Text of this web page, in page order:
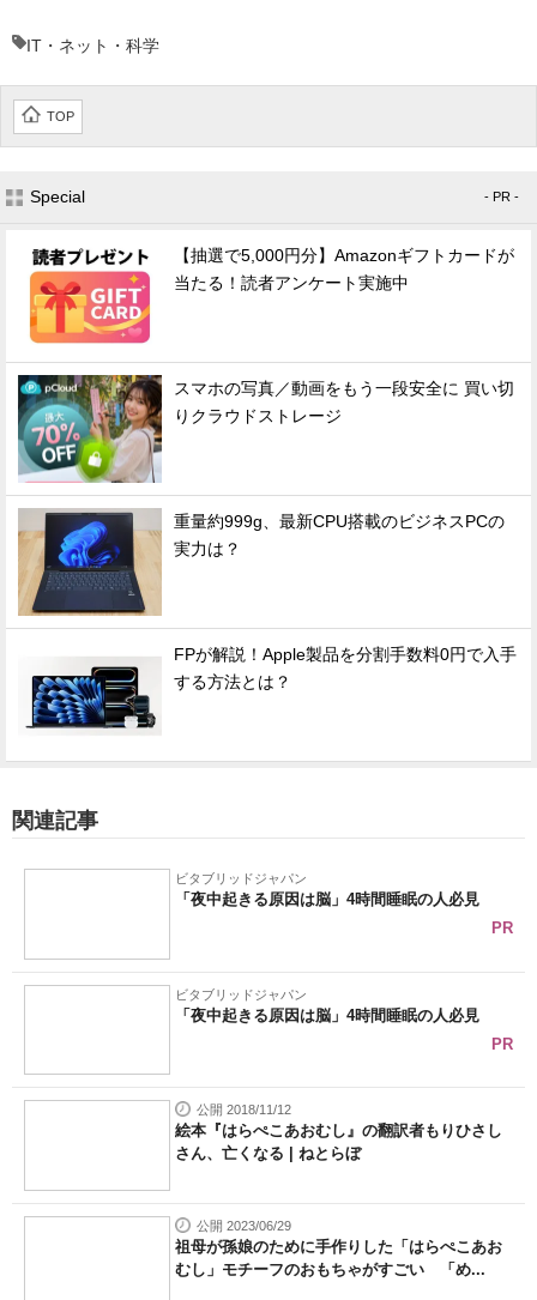
IT・ネット・科学
TOP
Special - PR -
【抽選で5,000円分】Amazonギフトカードが
当たる！読者アンケート実施中
スマホの写真／動画をもう一段安全に 買い切
りクラウドストレージ
重量約999g、最新CPU搭載のビジネスPCの
実力は？
FPが解説！Apple製品を分割手数料0円で入手
する方法とは？
関連記事
ビタブリッドジャパン
「夜中起きる原因は脳」4時間睡眠の人必見
PR
ビタブリッドジャパン
「夜中起きる原因は脳」4時間睡眠の人必見
PR
公開 2018/11/12
絵本『はらぺこあおむし』の翻訳者もりひさし
さん、亡くなる | ねとらぼ
公開 2023/06/29
祖母が孫娘のために手作りした「はらぺこあお
むし」モチーフのおもちゃがすごい 「め...